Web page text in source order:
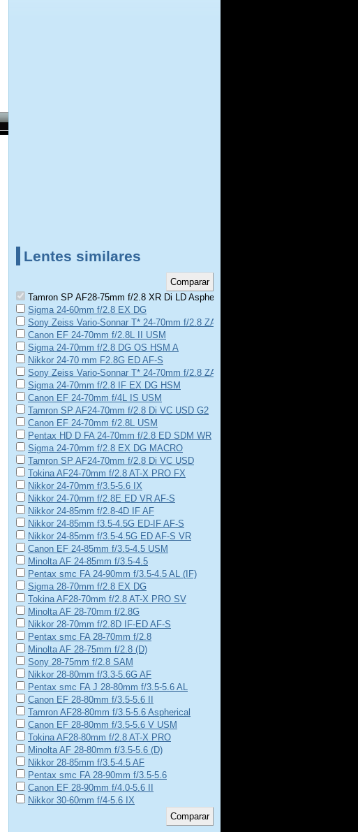
Lentes similares
Tamron SP AF28-75mm f/2.8 XR Di LD Aspherical
Sigma 24-60mm f/2.8 EX DG
Sony Zeiss Vario-Sonnar T* 24-70mm f/2.8 ZA SSM II
Canon EF 24-70mm f/2.8L II USM
Sigma 24-70mm f/2.8 DG OS HSM A
Nikkor 24-70 mm F2.8G ED AF-S
Sony Zeiss Vario-Sonnar T* 24-70mm f/2.8 ZA SSM
Sigma 24-70mm f/2.8 IF EX DG HSM
Canon EF 24-70mm f/4L IS USM
Tamron SP AF24-70mm f/2.8 Di VC USD G2
Canon EF 24-70mm f/2.8L USM
Pentax HD D FA 24-70mm f/2.8 ED SDM WR
Sigma 24-70mm f/2.8 EX DG MACRO
Tamron SP AF24-70mm f/2.8 Di VC USD
Tokina AF24-70mm f/2.8 AT-X PRO FX
Nikkor 24-70mm f/3.5-5.6 IX
Nikkor 24-70mm f/2.8E ED VR AF-S
Nikkor 24-85mm f/2.8-4D IF AF
Nikkor 24-85mm f3.5-4.5G ED-IF AF-S
Nikkor 24-85mm f/3.5-4.5G ED AF-S VR
Canon EF 24-85mm f/3.5-4.5 USM
Minolta AF 24-85mm f/3.5-4.5
Pentax smc FA 24-90mm f/3.5-4.5 AL (IF)
Sigma 28-70mm f/2.8 EX DG
Tokina AF28-70mm f/2.8 AT-X PRO SV
Minolta AF 28-70mm f/2.8G
Nikkor 28-70mm f/2.8D IF-ED AF-S
Pentax smc FA 28-70mm f/2.8
Minolta AF 28-75mm f/2.8 (D)
Sony 28-75mm f/2.8 SAM
Nikkor 28-80mm f/3.3-5.6G AF
Pentax smc FA J 28-80mm f/3.5-5.6 AL
Canon EF 28-80mm f/3.5-5.6 II
Tamron AF28-80mm f/3.5-5.6 Aspherical
Canon EF 28-80mm f/3.5-5.6 V USM
Tokina AF28-80mm f/2.8 AT-X PRO
Minolta AF 28-80mm f/3.5-5.6 (D)
Nikkor 28-85mm f/3.5-4.5 AF
Pentax smc FA 28-90mm f/3.5-5.6
Canon EF 28-90mm f/4.0-5.6 II
Nikkor 30-60mm f/4-5.6 IX